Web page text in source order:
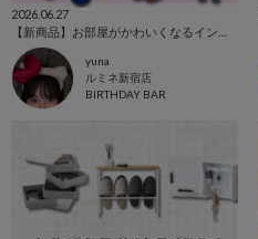
2026.06.27
yuna
ルミネ新宿店
BIRTHDAY BAR